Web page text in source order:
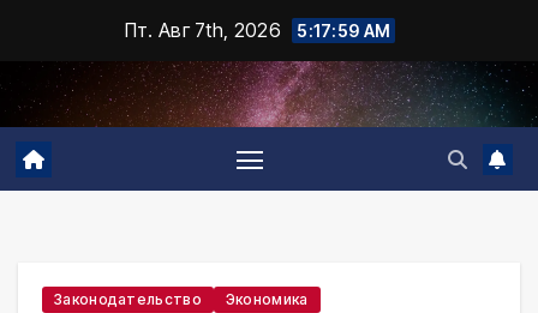
содержимому
Пт. Авг 7th, 2026 5:18:00 AM
Законодательство Экономика